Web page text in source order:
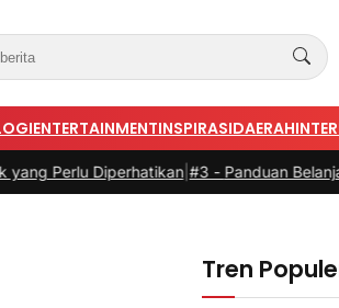
ENTERTAINMENTINSPIRASIDAERAH
|#3 -Panduan Belanja Online
Tren